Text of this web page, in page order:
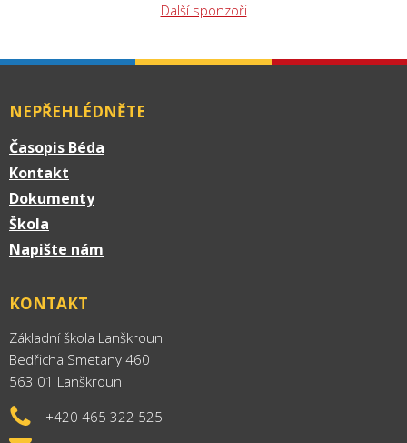
Další sponzoři
NEPŘEHLÉDNĚTE
Časopis Béda
Kontakt
Dokumenty
Škola
Napište nám
KONTAKT
Základní škola Lanškroun
Bedřicha Smetany 460
563 01 Lanškroun
+420 465 322 525